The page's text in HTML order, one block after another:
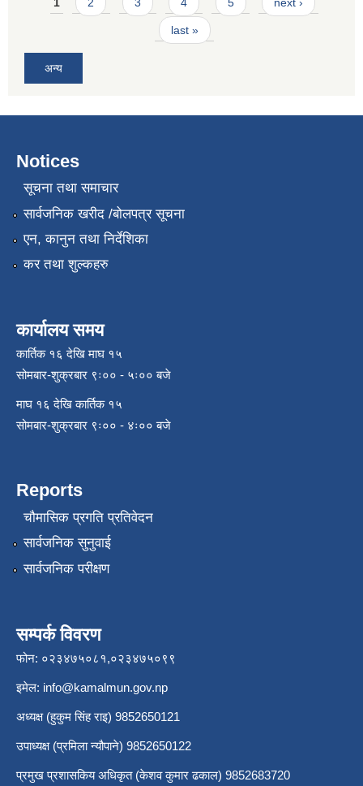
1 2 3 4 5 next ›
last »
अन्य
Notices
सूचना तथा समाचार
सार्वजनिक खरीद /बोलपत्र सूचना
एन, कानुन तथा निर्देशिका
कर तथा शुल्कहरु
कार्यालय समय
कार्तिक १६ देखि माघ १५
सोमबार-शुक्रबार ९ः०० - ५ः०० बजे
माघ १६ देखि कार्तिक १५
सोमबार-शुक्रबार ९ः०० - ४ः०० बजे
Reports
चौमासिक प्रगति प्रतिवेदन
सार्वजनिक सुनुवाई
सार्वजनिक परीक्षण
सम्पर्क विवरण
फोन: ०२३४७५०८१,०२३४७५०९९
इमेल: info@kamalmun.gov.np
अध्यक्ष (हुकुम सिंह राइ) 9852650121
उपाध्यक्ष (प्रमिला न्यौपाने) 9852650122
प्रमुख प्रशासकिय अधिकृत (केशव कुमार ढकाल) 9852683720